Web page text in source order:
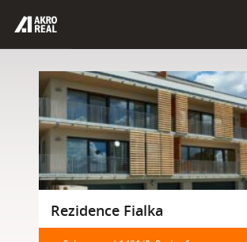
Rezidence Fialka